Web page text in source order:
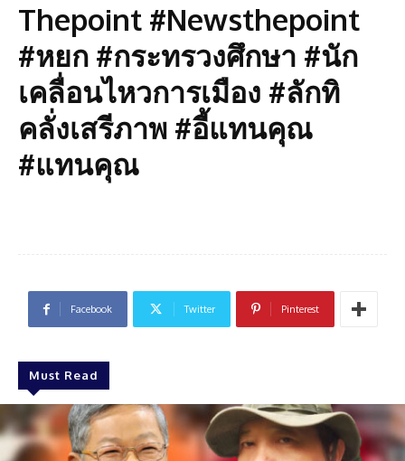
Thepoint #Newsthepoint
#หยก #กระทรวงศึกษา #นัก
เคลื่อนไหวการเมือง #ลักทิ
คลั่งเสรีภาพ #อี้แทนคุณ
#แทนคุณ
Facebook Twitter Pinterest
Must Read